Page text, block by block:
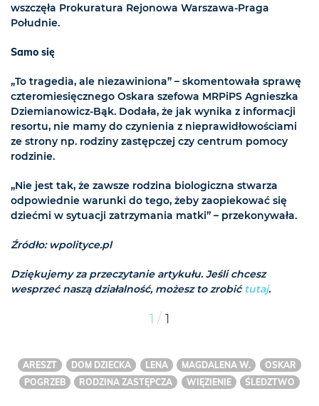
wszczęła Prokuratura Rejonowa Warszawa-Praga
Południe.
Samo się
„To tragedia, ale niezawiniona” – skomentowała sprawę
czteromiesięcznego Oskara szefowa MRPiPS Agnieszka
Dziemianowicz-Bąk. Dodała, że jak wynika z informacji
resortu, nie mamy do czynienia z nieprawidłowościami
ze strony np. rodziny zastępczej czy centrum pomocy
rodzinie.
„Nie jest tak, że zawsze rodzina biologiczna stwarza
odpowiednie warunki do tego, żeby zaopiekować się
dziećmi w sytuacji zatrzymania matki” – przekonywała.
Źródło: wpolityce.pl
Dziękujemy za przeczytanie artykułu. Jeśli chcesz
wesprzeć naszą działalność, możesz to zrobićtutaj.
1 / 1
ARESZT DOM DZIECKA LENA MAGDALENA W.
OSKAR
POGRZEB
RODZINA ZASTĘPCZA WIĘZIENIE ŚLEDZTWO